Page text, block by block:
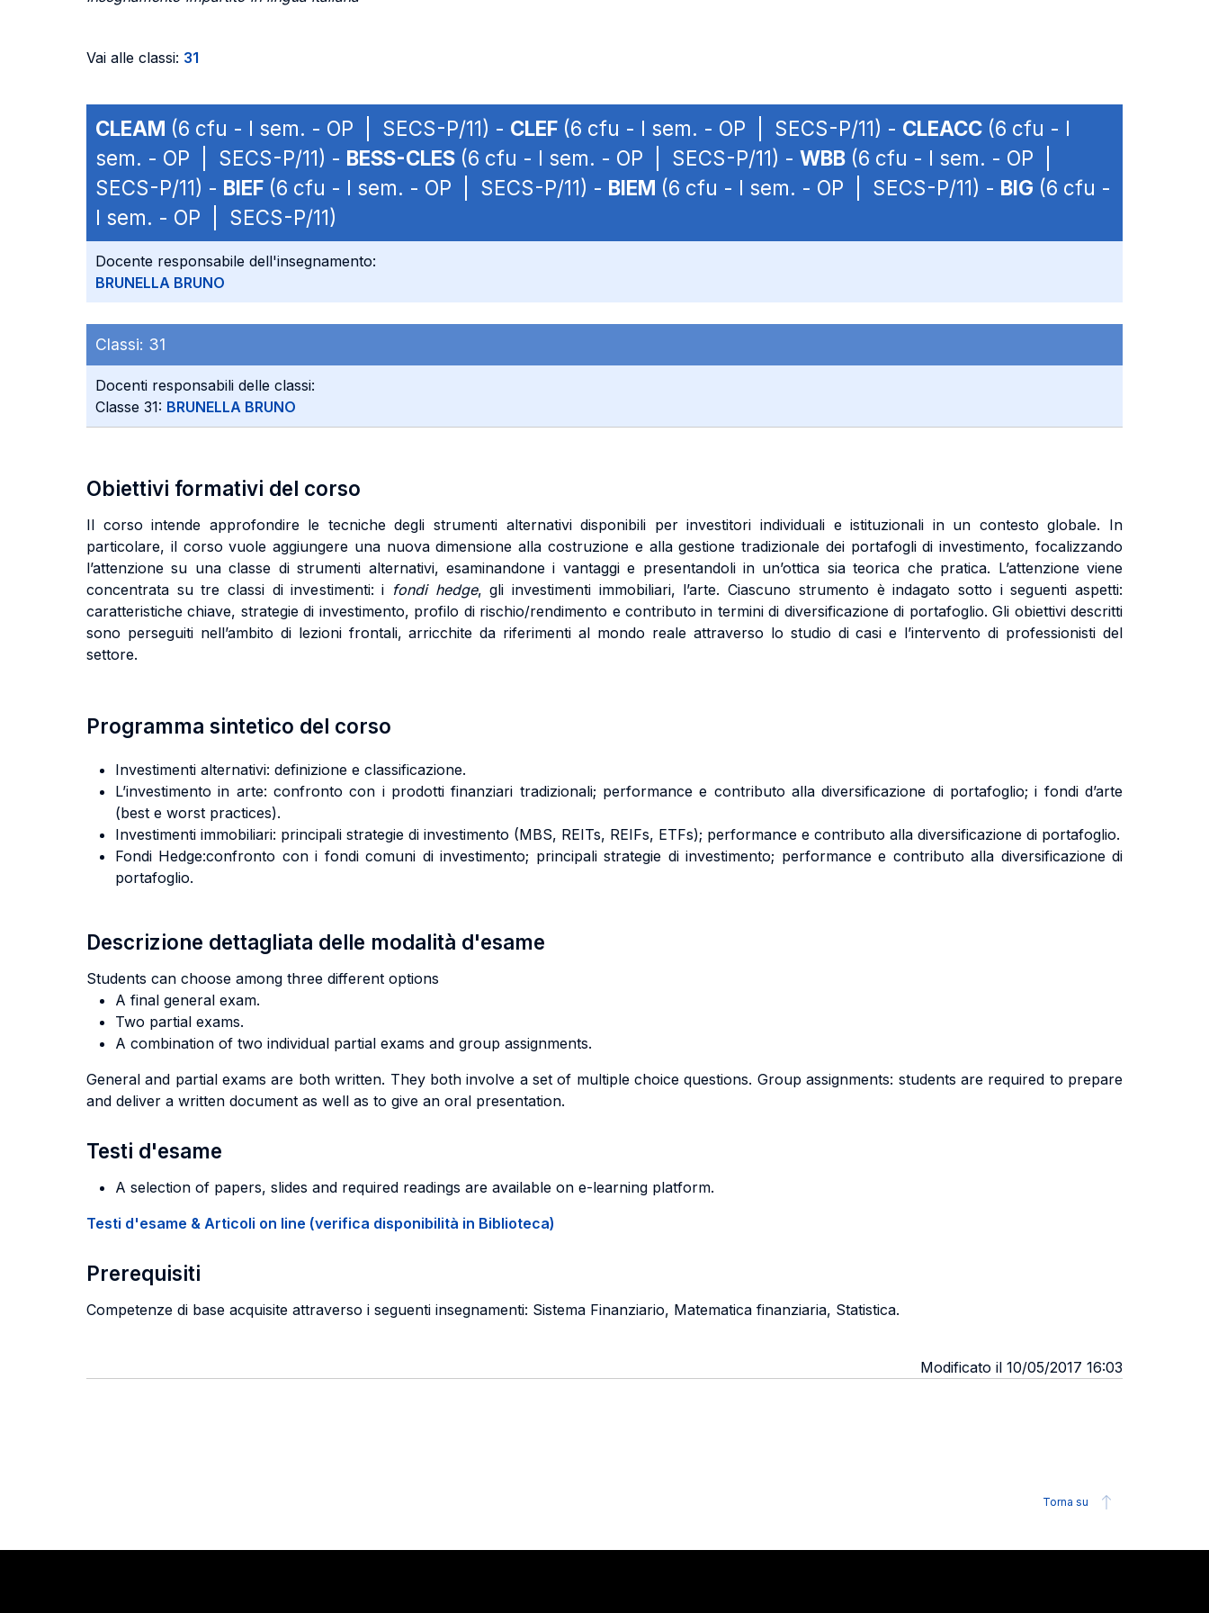
Vai alle classi: 31
CLEAM (6 cfu - I sem. - OP | SECS-P/11) - CLEF (6 cfu - I sem. - OP | SECS-P/11) - CLEACC (6 cfu - I
sem. - OP | SECS-P/11) - BESS-CLES (6 cfu - I sem. - OP | SECS-P/11) - WBB (6 cfu - I sem. - OP |
SECS-P/11) - BIEF (6 cfu - I sem. - OP | SECS-P/11) - BIEM (6 cfu - I sem. - OP | SECS-P/11) - BIG (6 cfu -
I sem. - OP | SECS-P/11)
Docente responsabile dell'insegnamento:
BRUNELLA BRUNO
Classi: 31
Docenti responsabili delle classi:
Classe 31: BRUNELLA BRUNO
Obiettivi formativi del corso
Il corso intende approfondire le tecniche degli strumenti alternativi disponibili per investitori individuali e istituzionali in un contesto globale. In
particolare, il corso vuole aggiungere una nuova dimensione alla costruzione e alla gestione tradizionale dei portafogli di investimento, focalizzando
l’attenzione su una classe di strumenti alternativi, esaminandone i vantaggi e presentandoli in un’ottica sia teorica che pratica. L’attenzione viene
concentrata su tre classi di investimenti: i fondi hedge, gli investimenti immobiliari, l’arte. Ciascuno strumento è indagato sotto i seguenti aspetti:
caratteristiche chiave, strategie di investimento, profilo di rischio/rendimento e contributo in termini di diversificazione di portafoglio. Gli obiettivi descritti
sono perseguiti nell’ambito di lezioni frontali, arricchite da riferimenti al mondo reale attraverso lo studio di casi e l’intervento di professionisti del
settore.
Programma sintetico del corso
Investimenti alternativi: definizione e classificazione.
L’investimento in arte: confronto con i prodotti finanziari tradizionali; performance e contributo alla diversificazione di portafoglio; i fondi d’arte
(best e worst practices).
Investimenti immobiliari: principali strategie di investimento (MBS, REITs, REIFs, ETFs); performance e contributo alla diversificazione di portafoglio.
Fondi Hedge:confronto con i fondi comuni di investimento; principali strategie di investimento; performance e contributo alla diversificazione di
portafoglio.
Descrizione dettagliata delle modalità d'esame
Students can choose among three different options
A final general exam.
Two partial exams.
A combination of two individual partial exams and group assignments.
General and partial exams are both written. They both involve a set of multiple choice questions. Group assignments: students are required to prepare
and deliver a written document as well as to give an oral presentation.
Testi d'esame
A selection of papers, slides and required readings are available on e-learning platform.
Testi d'esame & Articoli on line (verifica disponibilità in Biblioteca)
Prerequisiti
Competenze di base acquisite attraverso i seguenti insegnamenti: Sistema Finanziario, Matematica finanziaria, Statistica.
Modificato il 10/05/2017 16:03
Torna su